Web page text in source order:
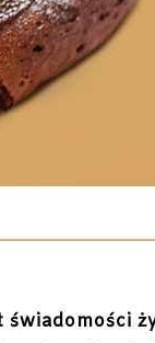
świadomości